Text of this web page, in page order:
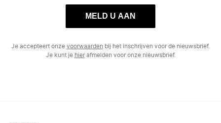
MELD U AAN
Je accepteert onze voorwaarden bij het inschrijven voor de nieuwsbrief.
Je kunt je hierafmelden voor onze nieuwsbrief.